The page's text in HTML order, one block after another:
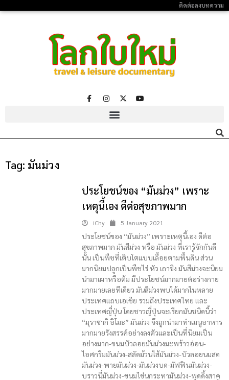
ติดต่อลงบทความ
Tag: มันม่วง
ประโยชน์ของ “มันม่วง” เพราะ
เหตุนี้เอง ดีต่อสุขภาพมาก
iChy 5 January 2021
ประโยชน์ของ “มันม่วง” เพราะเหตุนี้เอง ดีต่อ
สุขภาพมาก มันสีม่วง หรือ มันม่วง ที่เรารู้จักกันดี
นั้น เป็นพืชที่เติบโตแบบเลื้อยตามพื้นดิน ส่วน
มากนิยมปลูกเป็นพืชไร่ หัว เถาขิง มันสีม่วงจะนิยม
นำมาเผาหรือต้ม มีประโยชน์มากมายต่อร่างกาย
มากมายเลยทีเดียว มันสีม่วงพบได้มากในหลาย
ประเทศแถบเอเชีย รวมถึงประเทศไทย และ
ประเทศญี่ปุ่น โดยชาวญี่ปุ่นจะเรียกมันชนิดนี้ว่า
“มุราซากิ อิโมะ” มันม่วง จึงถูกนำมาทำเมนูอาหาร
มากมายรังสรรค์อย่างลงตัวและเป็นที่นิยมเป็น
อย่างมาก-ขนมบัวลอยมันม่วงมะพร้าวอ่อน-
ไอศกรีมมันม่วง-สลัดม้วนไส้มันม่วง-บัวลอยนมสด
มันม่วง-พายมันม่วง-มันม่วงบด-มัฟฟินมันม่วง-
บราวนี่มันม่วง-ขนมไข่นกระทามันม่วง-พุดดิ้งสาคู